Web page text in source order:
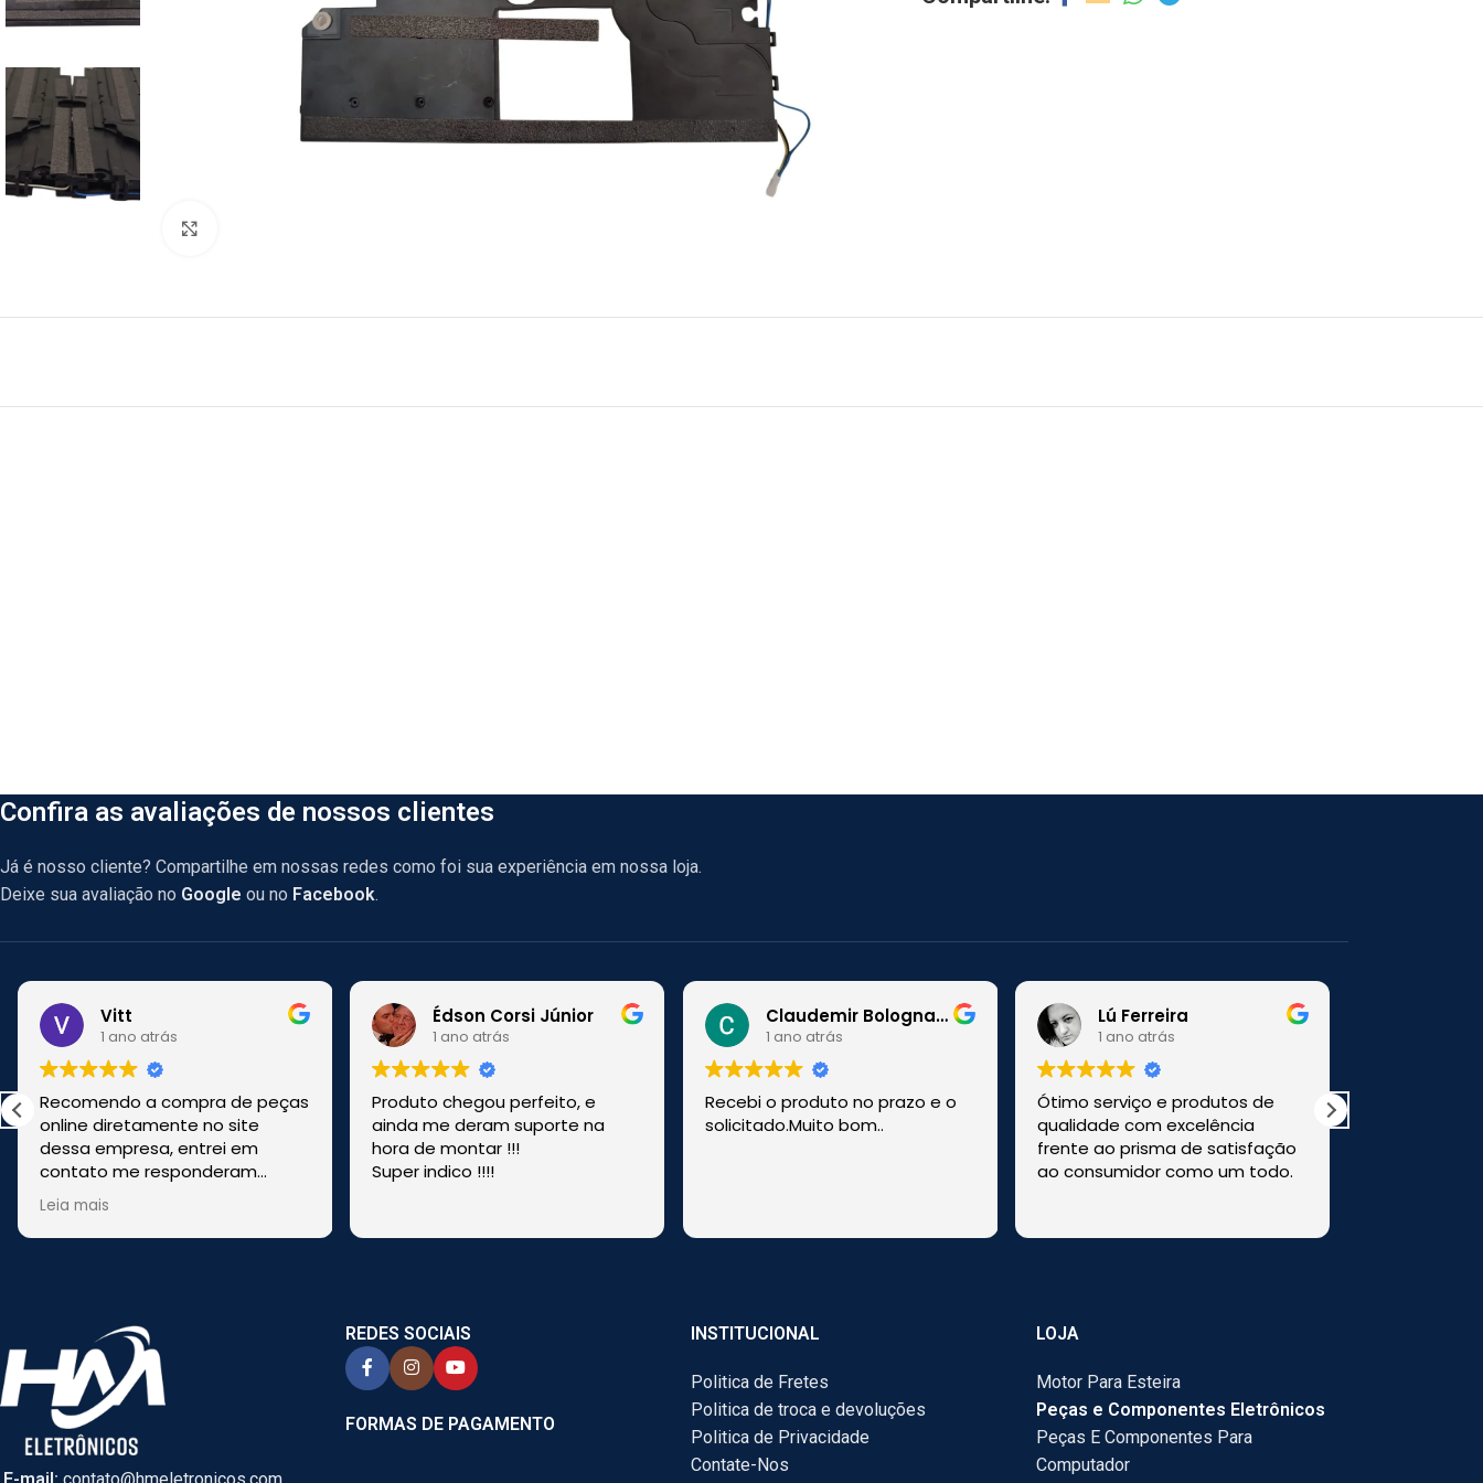
Confira as avaliações de nossos clientes
Já é nosso cliente? Compartilhe em nossas redes como foi sua experiência em nossa loja.
Deixe sua avaliação no Google ou no Facebook.
Vitt
1 ano atrás
Recomendo a compra de peças
online diretamente no site
dessa empresa, entrei em
contato me responderam
rapido, me tiraram duvidas,
enviaram pela transportadora e
foi bem rapido. Comprei de
Leia mais
Édson Corsi Júnior
1 ano atrás
Produto chegou perfeito, e
ainda me deram suporte na
hora de montar !!!
Super indico !!!!
Claudemir Bolognato
1 ano atrás
Recebi o produto no prazo e o
solicitado.Muito bom..
Lú Ferreira
1 ano atrás
Ótimo serviço e produtos de
qualidade com excelência
frente ao prisma de satisfação
ao consumidor como um todo.
REDES SOCIAIS
FORMAS DE PAGAMENTO
INSTITUCIONAL
Politica de Fretes
Politica de troca e devoluções
Politica de Privacidade
Contate-Nos
LOJA
Motor Para Esteira
Peças e Componentes Eletrônicos
Peças E Componentes Para
Computador